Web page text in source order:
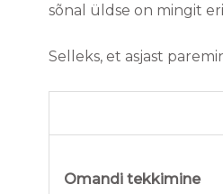
sõnal üldse on mingit
Selleks, et asjast
Omandi tekkimine